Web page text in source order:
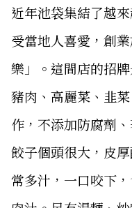
近年池袋集結了越
受當地人喜愛，創
樂」。這間店的招
豬肉、高麗菜、韭
作，不添加防腐劑
餃子個頭很大，皮
常多汁，一口咬下